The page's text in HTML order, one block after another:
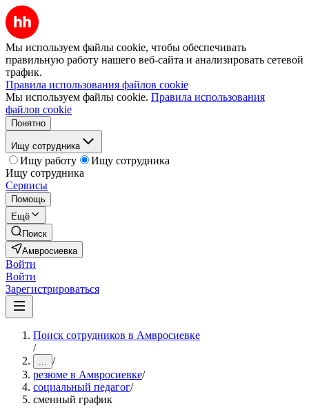
Мы используем файлы cookie, чтобы обеспечивать
правильную работу нашего веб-сайта и анализировать сетевой
трафик.
Правила использования файлов cookie
Мы используем файлы cookie. Правила использования
файлов cookie
Понятно
Ищу сотрудника
Ищу работу
Ищу сотрудника
Ищу сотрудника
Сервисы
Помощь
Ещё
Поиск
Амвросиевка
Войти
Войти
Зарегистрироваться
Поиск сотрудников в Амвросиевке
/
... /
резюме в Амвросиевке/
социальный педагог/
сменный график